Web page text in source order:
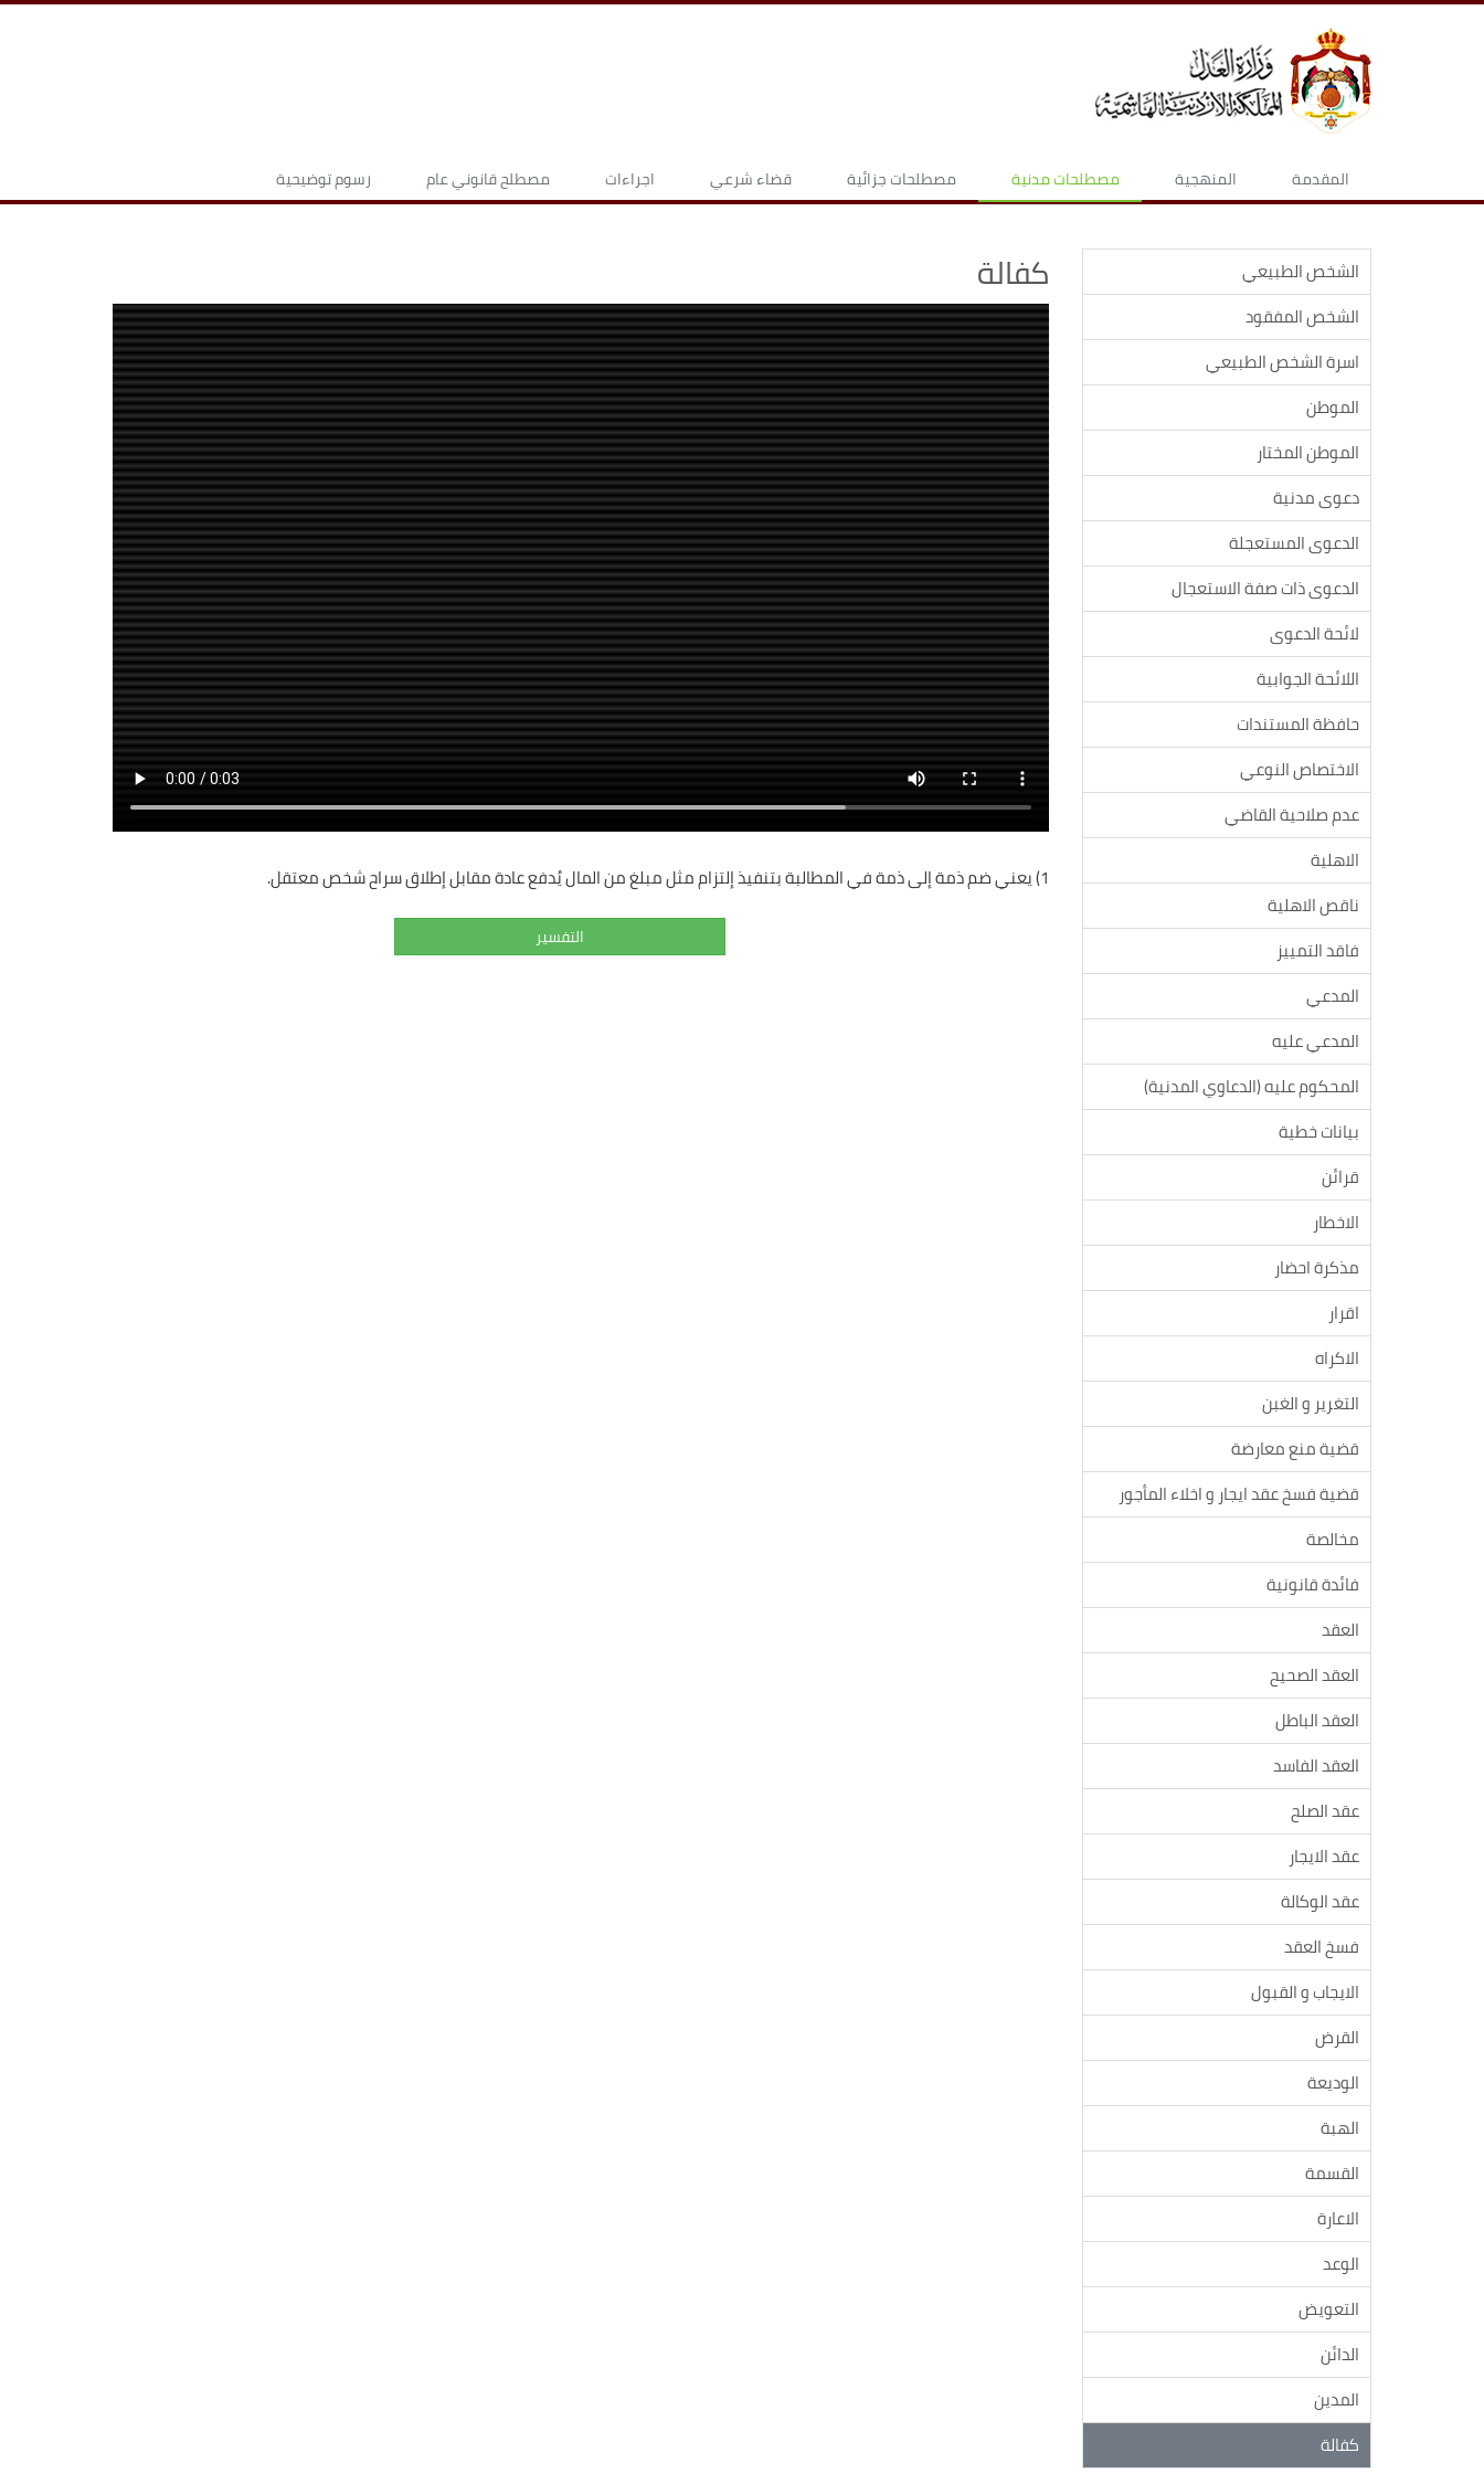
المقدمة المنهجية مصطلحات مدنية مصطلحات جزائية قضاء شرعي اجراءات مصطلح قانوني عام رسوم توضيحية
الشخص الطبيعي
الشخص المفقود
اسرة الشخص الطبيعي
الموطن
الموطن المختار
دعوى مدنية
الدعوى المستعجلة
الدعوى ذات صفة الاستعجال
لائحة الدعوى
اللائحة الجوابية
حافظة المستندات
الاختصاص النوعي
عدم صلاحية القاضي
الاهلية
ناقص الاهلية
فاقد التمييز
المدعي
المدعي عليه
المحكوم عليه (الدعاوي المدنية)
بيانات خطية
قرائن
الاخطار
مذكرة احضار
اقرار
الاكراه
التغرير و الغبن
قضية منع معارضة
قضية فسخ عقد ايجار و اخلاء المأجور
مخالصة
فائدة قانونية
العقد
العقد الصحيح
العقد الباطل
العقد الفاسد
عقد الصلح
عقد الايجار
عقد الوكالة
فسخ العقد
الايجاب و القبول
القرض
الوديعة
الهبة
القسمة
الاعارة
الوعد
التعويض
الدائن
المدين
كفالة
كفالة
1) يعني ضم ذمة إلى ذمة في المطالبة بتنفيذ إلتزام مثل مبلغ من المال يُدفع عادة مقابل إطلاق سراح شخص معتقل.